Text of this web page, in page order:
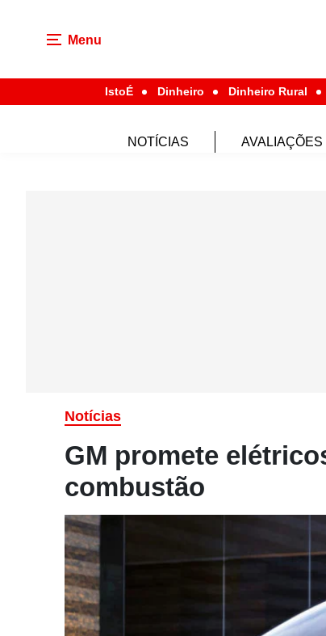
Menu
IstoÉ Dinheiro Dinheiro Rural
NOTÍCIAS AVALIAÇÕES
Notícias
GM promete
combustão